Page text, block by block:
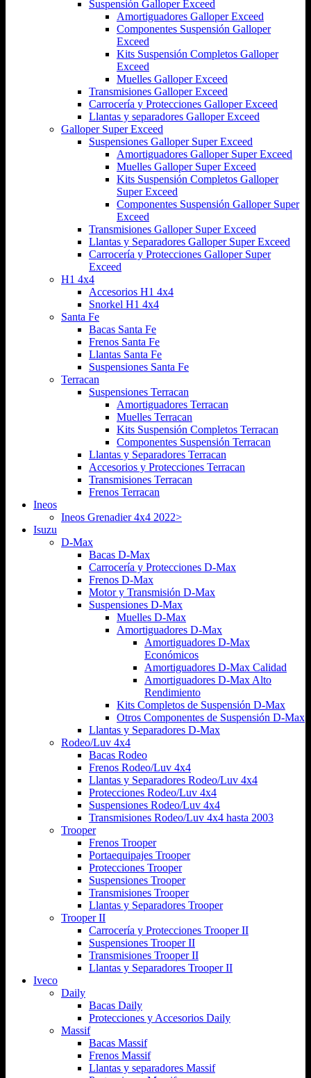
Suspensión Galloper Exceed
Amortiguadores Galloper Exceed
Componentes Suspensión Galloper
Exceed
Kits Suspensión Completos Galloper
Exceed
Muelles Galloper Exceed
Transmisiones Galloper Exceed
Carrocería y Protecciones Galloper Exceed
Llantas y separadores Galloper Exceed
Galloper Super Exceed
Suspensiones Galloper Super Exceed
Amortiguadores Galloper Super Exceed
Muelles Galloper Super Exceed
Kits Suspensión Completos Galloper
Super Exceed
Componentes Suspensión Galloper Super
Exceed
Transmisiones Galloper Super Exceed
Llantas y Separadores Galloper Super Exceed
Carrocería y Protecciones Galloper Super
Exceed
H1 4x4
Accesorios H1 4x4
Snorkel H1 4x4
Santa Fe
Bacas Santa Fe
Frenos Santa Fe
Llantas Santa Fe
Suspensiones Santa Fe
Terracan
Suspensiones Terracan
Amortiguadores Terracan
Muelles Terracan
Kits Suspensión Completos Terracan
Componentes Suspensión Terracan
Llantas y Separadores Terracan
Accesorios y Protecciones Terracan
Transmisiones Terracan
Frenos Terracan
Ineos
Ineos Grenadier 4x4 2022>
Isuzu
D-Max
Bacas D-Max
Carrocería y Protecciones D-Max
Frenos D-Max
Motor y Transmisión D-Max
Suspensiones D-Max
Muelles D-Max
Amortiguadores D-Max
Amortiguadores D-Max
Económicos
Amortiguadores D-Max Calidad
Amortiguadores D-Max Alto
Rendimiento
Kits Completos de Suspensión D-Max
Otros Componentes de Suspensión D-Max
Llantas y Separadores D-Max
Rodeo/Luv 4x4
Bacas Rodeo
Frenos Rodeo/Luv 4x4
Llantas y Separadores Rodeo/Luv 4x4
Protecciones Rodeo/Luv 4x4
Suspensiones Rodeo/Luv 4x4
Transmisiones Rodeo/Luv 4x4 hasta 2003
Trooper
Frenos Trooper
Portaequipajes Trooper
Protecciones Trooper
Suspensiones Trooper
Transmisiones Trooper
Llantas y Separadores Trooper
Trooper II
Carrocería y Protecciones Trooper II
Suspensiones Trooper II
Transmisiones Trooper II
Llantas y Separadores Trooper II
Iveco
Daily
Bacas Daily
Protecciones y Accesorios Daily
Massif
Bacas Massif
Frenos Massif
Llantas y separadores Massif